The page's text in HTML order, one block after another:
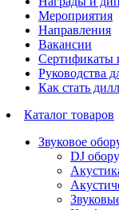
Мероприятия
Направления
Вакансии
Сертификаты
Руководства
Как стать
Каталог товаров
Звуковое
DJ